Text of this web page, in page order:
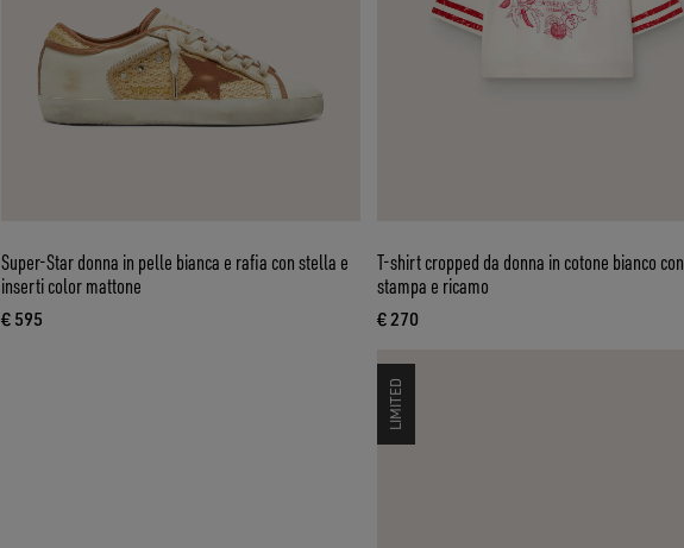
Super-Star donna in pelle bianca e rafia con stella e
inserti color mattone
€ 595
prezzo attuale € 595
T-shirt cropped da donna in cotone bianco con
stampa e ricamo
€ 270
prezzo attuale € 270
LIMITED